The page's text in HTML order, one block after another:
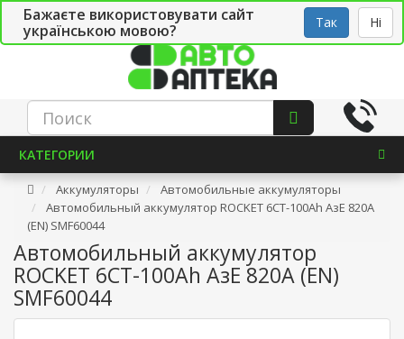
Бажаєте використовувати сайт
українською мовою?
Так Ні
СТО Укр
КАТЕГОРИИ
Аккумуляторы
Автомобильные аккумуляторы
Автомобильный аккумулятор ROCKET 6СТ-100Ah АзЕ 820A
(EN) SMF60044
Автомобильный аккумулятор
ROCKET 6СТ-100Ah АзЕ 820A (EN)
SMF60044